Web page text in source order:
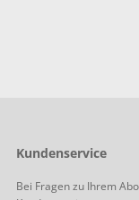
Kundenservice
Bei Fragen zu Ihrem